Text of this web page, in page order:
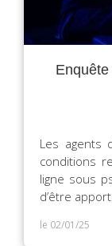
Les agents
conditions
ligne sous
d’être
le 02/01/25